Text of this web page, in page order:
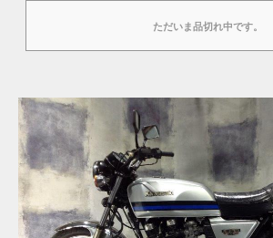
ただいま品切れ中です。